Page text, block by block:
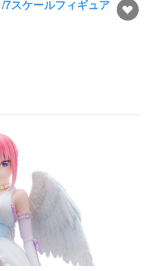
スケールフィギュア